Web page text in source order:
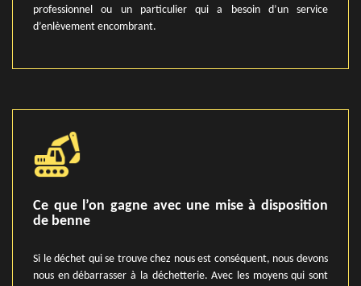
professionnel ou un particulier qui a besoin d’un service
d’enlèvement encombrant.
Ce que l’on gagne avec une mise à disposition
de benne
Si le déchet qui se trouve chez nous est conséquent, nous devons
nous en débarrasser à la déchetterie. Avec les moyens qui sont